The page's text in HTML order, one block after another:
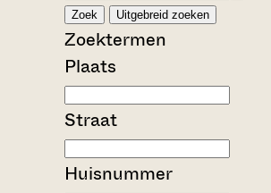
Zoek Uitgebreid zoeken
Zoektermen
Plaats
Straat
Huisnummer